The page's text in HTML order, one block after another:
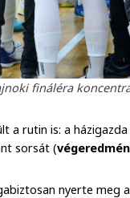
fináléra
a rutin is: a
sorsát (
nyerte meg